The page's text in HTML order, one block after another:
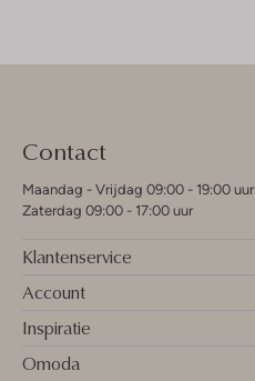
Contact
Maandag - Vrijdag 09:00 - 19:00 uur
Zaterdag 09:00 - 17:00 uur
Klantenservice
Account
Inspiratie
Omoda